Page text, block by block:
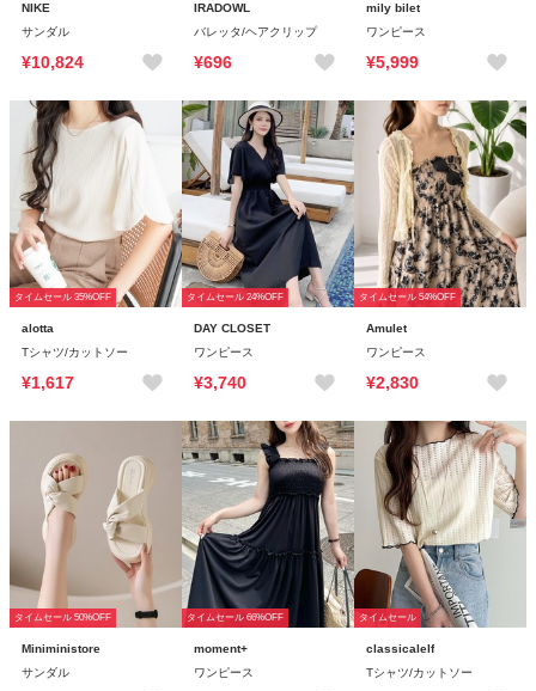
NIKE
サンダル
¥10,824
IRADOWL
バレッタ/ヘアクリップ
¥696
mily bilet
ワンピース
¥5,999
タイムセール 35%OFF
alotta
Tシャツ/カットソー
¥1,617
タイムセール 24%OFF
DAY CLOSET
ワンピース
¥3,740
タイムセール 54%OFF
Amulet
ワンピース
¥2,830
タイムセール 50%OFF
Miniministore
サンダル
タイムセール 66%OFF
moment+
ワンピース
タイムセール
classicalelf
Tシャツ/カットソー